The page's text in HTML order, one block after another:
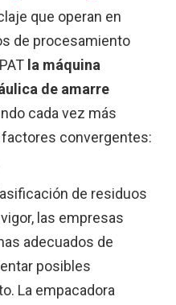
que operan en
de procesamiento
la máquina
de amarre
cada vez más
convergentes:
de residuos
las empresas
adecuados de
posibles
La empacadora